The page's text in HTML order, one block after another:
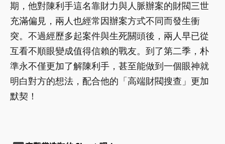
期，他對陳利手這名靠財力與人脈辦案的財閥三世
充滿偏見，兩人也經常因辦案方式不同而發生衝
突。不過經歷多起案件與生死關頭後，兩人早已從
互看不順眼變成值得信賴的戰友。到了第二季，朴
準永不僅更加了解陳利手，甚至能做到一個眼神就
明白對方的想法，配合他的「高端財閥搜查」更加
默契！